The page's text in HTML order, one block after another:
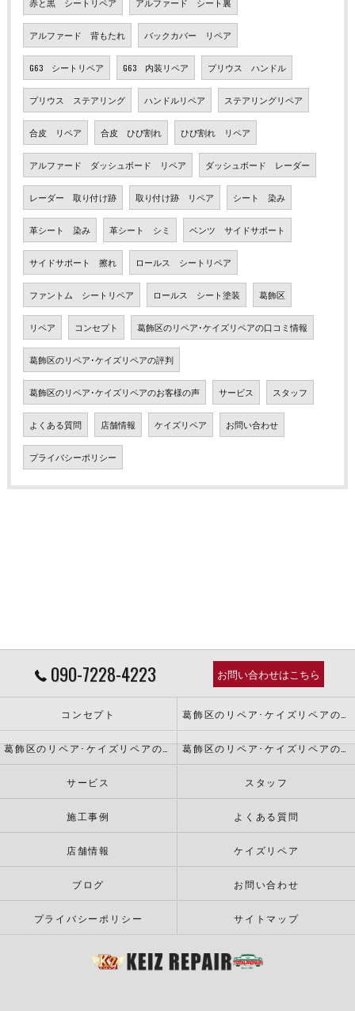
アルファード 背もたれ バックカバー リペア
G63 シートリペア G63 内装リペア プリウス ハンドル
プリウス ステアリング ハンドルリペア ステアリングリペア
合皮 リペア 合皮 ひび割れ ひび割れ リペア
アルファード ダッシュボード リペア ダッシュボード レーダー
レーダー 取り付け跡 取り付け跡 リペア シート 染み
革シート 染み 革シート シミ ベンツ サイドサポート
サイドサポート 擦れ ロールス シートリペア
ファントム シートリペア ロールス シート塗装 葛飾区
リペア コンセプト 葛飾区のリペア･ケイズリペアの口コミ情報
葛飾区のリペア･ケイズリペアの評判
葛飾区のリペア･ケイズリペアのお客様の声 サービス スタッフ
よくある質問 店舗情報 ケイズリペア お問い合わせ
プライバシーポリシー
090-7228-4223 お問い合わせはこちら
コンセプト
葛飾区のリペア･ケイズリペアの評判 葛飾区のリペア･ケイズリペアのお客様の声
サービス スタッフ
施工事例 よくある質問
店舗情報 ケイズリペア
ブログ お問い合わせ
プライバシーポリシー サイトマップ